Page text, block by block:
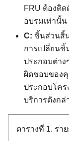
FRU ต้องติ
อบรมเท่านั้น
C: ชิ้นส่วนสิ้
การเปลี่ยน
ประกอบต่าง
ผิดชอบของ
ประกอบโคร
บริการดังกล่
ตารางที่ 1. รา